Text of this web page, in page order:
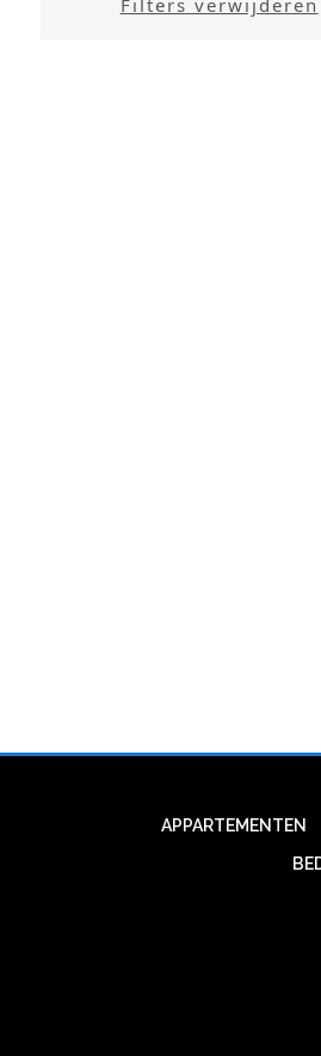
APPARTEMENTEN